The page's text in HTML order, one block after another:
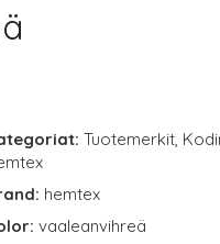
Tuotemerkit,
hemtex
vaaleanvihreä